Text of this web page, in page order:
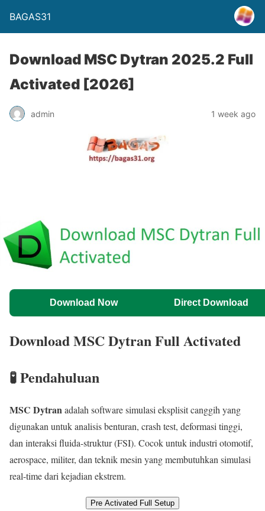
BAGAS31
Download MSC Dytran 2025.2 Full
Activated [2026]
admin 1 week ago
Download Now Direct Download
Download MSC Dytran Full Activated
🧪 Pendahuluan
MSC Dytranadalah software simulasi eksplisit canggih yang
digunakan untuk analisis benturan, crash test, deformasi tinggi,
dan interaksi fluida-struktur (FSI). Cocok untuk industri otomotif,
aerospace, militer, dan teknik mesin yang membutuhkan simulasi
real-time dari kejadian ekstrem.
Pre Activated Full Setup